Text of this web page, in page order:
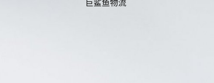
巨鲨鱼物流